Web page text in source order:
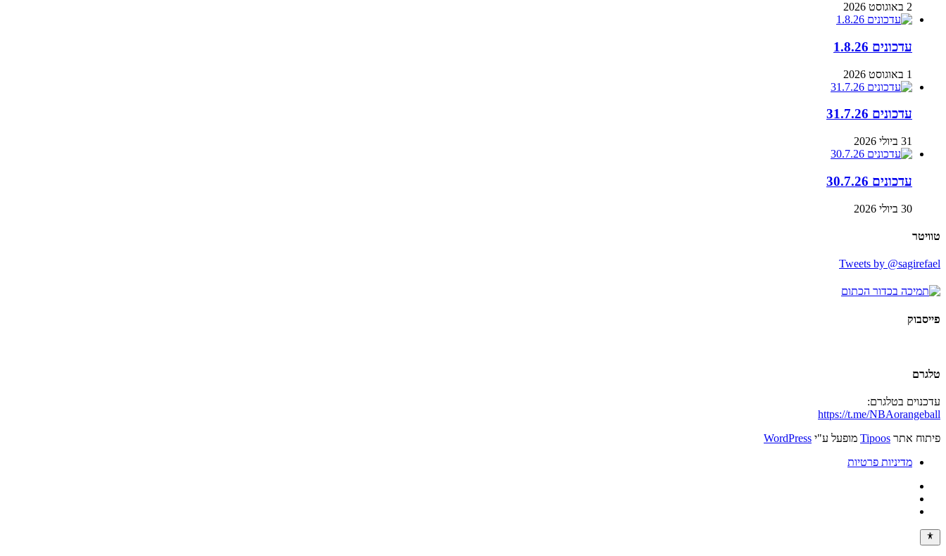
2 באוגוסט 2026
עדכונים 1.8.26
1 באוגוסט 2026
עדכונים 31.7.26
31 ביולי 2026
עדכונים 30.7.26
30 ביולי 2026
טוויטר
Tweets by @sagirefael
פייסבוק
טלגרם
עדכנוים בטלגרם:
https://t.me/NBAorangeball
פיתוח אתר Tipoos מופעל ע"י WordPress
מדיניות פרטיות